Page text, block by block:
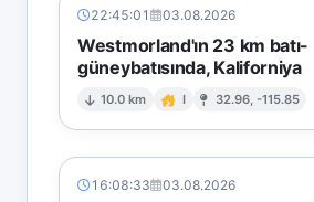
22:45:01 03.08.2026
Westmorland'ın 23 km batı-
güneybatısında, Kaliforniya
10.0 km I 32.96, -115.85
16:08:33 03.08.2026